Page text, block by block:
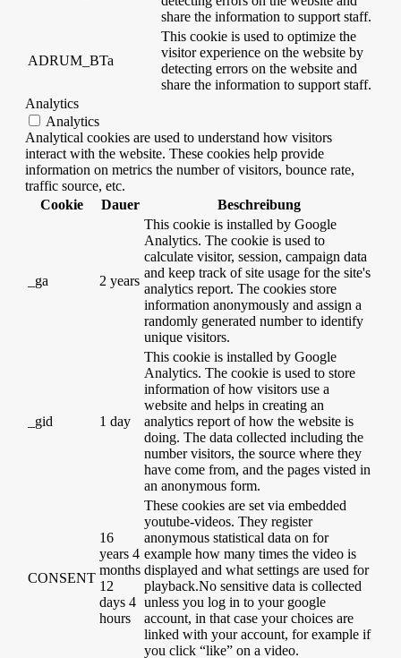
share the information to support staff.
ADRUM_BTa
This cookie is used to optimize the
visitor experience on the website by
detecting errors on the website and
share the information to support staff.
Analytics
Analytics
Analytical cookies are used to understand how visitors
interact with the website. These cookies help provide
information on metrics the number of visitors, bounce rate,
traffic source, etc.
Cookie
Dauer Beschreibung
_ga 2 years
This cookie is installed by Google
Analytics. The cookie is used to
calculate visitor, session, campaign data
and keep track of site usage for the site's
analytics report. The cookies store
information anonymously and assign a
randomly generated number to identify
unique visitors.
_gid 1 day
This cookie is installed by Google
Analytics. The cookie is used to store
information of how visitors use a
website and helps in creating an
analytics report of how the website is
doing. The data collected including the
number visitors, the source where they
have come from, and the pages visted in
an anonymous form.
CONSENT
16
years 4
months
12
days 4
hours
These cookies are set via embedded
youtube-videos. They register
anonymous statistical data on for
example how many times the video is
displayed and what settings are used for
playback.No sensitive data is collected
unless you log in to your google
account, in that case your choices are
linked with your account, for example if
you click “like” on a video.